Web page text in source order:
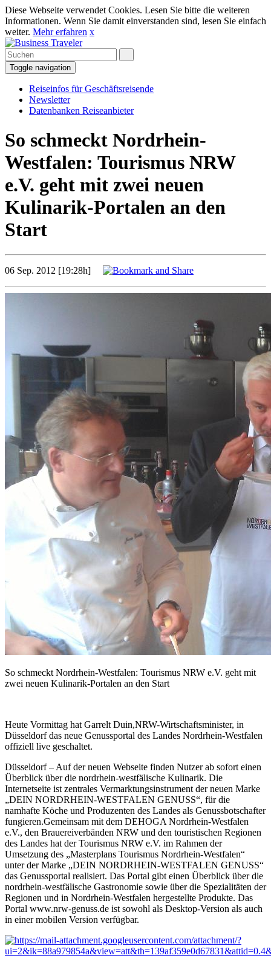
Diese Webseite verwendet Cookies. Lesen Sie bitte die weiteren
Informationen. Wenn Sie damit einverstanden sind, lesen Sie einfach
weiter. Mehr erfahren x
Toggle navigation
Reiseinfos für Geschäftsreisende
Newsletter
Datenbanken Reiseanbieter
So schmeckt Nordrhein-
Westfalen: Tourismus NRW
e.V. geht mit zwei neuen
Kulinarik-Portalen an den
Start
06 Sep. 2012 [19:28h]
So schmeckt Nordrhein-Westfalen: Tourismus NRW e.V. geht mit
zwei neuen Kulinarik-Portalen an den Start
Heute Vormittag hat Garrelt Duin,NRW-Wirtschaftsminister, in
Düsseldorf das neue Genussportal des Landes Nordrhein-Westfalen
offiziell live geschaltet.
Düsseldorf – Auf der neuen Webseite finden Nutzer ab sofort einen
Überblick über die nordrhein-westfälische Kulinarik. Die
Internetseite ist zentrales Vermarktungsinstrument der neuen Marke
„DEIN NORDRHEIN-WESTFALEN GENUSS“, für die
namhafte Köche und Produzenten des Landes als Genussbotschafter
fungieren.Gemeinsam mit dem DEHOGA Nordrhein-Westfalen
e.V., den Brauereiverbänden NRW und den touristischen Regionen
des Landes hat der Tourismus NRW e.V. im Rahmen der
Umsetzung des „Masterplans Tourismus Nordrhein-Westfalen“
unter der Marke „DEIN NORDRHEIN-WESTFALEN GENUSS“
das Genussportal realisiert. Das Portal gibt einen Überblick über die
nordrhein-westfälische Gastronomie sowie über die Spezialitäten der
Regionen und in Nordrhein-Westfalen hergestellte Produkte. Das
Portal www.nrw-genuss.de ist sowohl als Desktop-Version als auch
in einer mobilen Version verfügbar.